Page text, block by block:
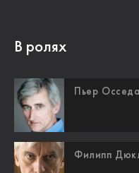
В ролях
Пьер
Филипп